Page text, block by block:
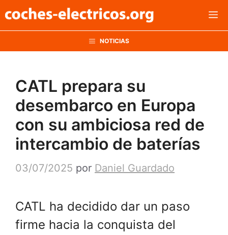
al
NOTICIAS
CATL prepara su
desembarco en Europa
con su ambiciosa red de
intercambio de baterías
03/07/2025 por Daniel Guardado
CATL ha decidido dar un paso
firme hacia la conquista del